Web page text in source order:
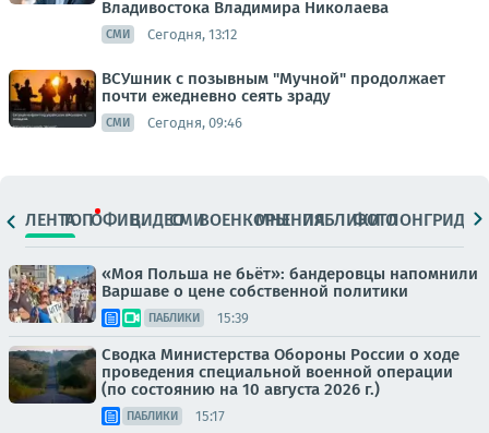
Владивостока Владимира Николаева
СМИ Сегодня, 13:12
ВСУшник с позывным "Мучной" продолжает
почти ежедневно сеять зраду
СМИ Сегодня, 09:46
ЛЕНТАТОПОФИЦ.ВИДЕОСМИВОЕНКОРЫМНЕНИЯПАБЛИКИ
ФОТОЛОНГРИДЫ
«Моя Польша не бьёт»: бандеровцы напомнили
Варшаве о цене собственной политики
ПАБЛИКИ 15:39
Сводка Министерства Обороны России о ходе
проведения специальной военной операции
(по состоянию на 10 августа 2026 г.)
ПАБЛИКИ 15:17